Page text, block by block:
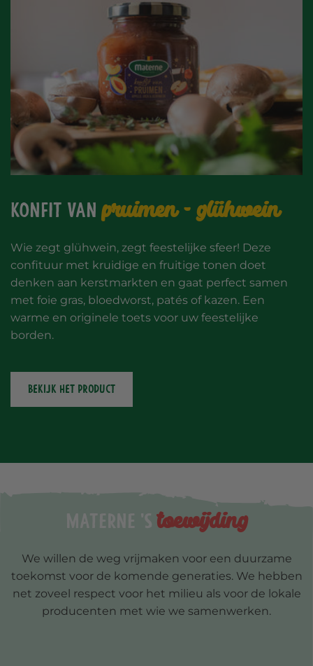
Konfit vanpruimen - glühwein
Wie zegt glühwein, zegt feestelijke sfeer! Deze
confituur met kruidige en fruitige tonen doet
denken aan kerstmarkten en gaat perfect samen
met foie gras, bloedworst, patés of kazen. Een
warme en originele toets voor uw feestelijke
borden.
BEKIJK HET PRODUCT
Materne 'stoewijding
We willen de weg vrijmaken voor een duurzame
toekomst voor de komende generaties. We hebben
net zoveel respect voor het milieu als voor de lokale
producenten met wie we samenwerken.